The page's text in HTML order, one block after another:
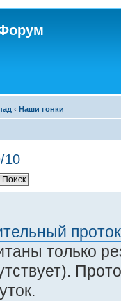
‹ Наши гонки
10
только